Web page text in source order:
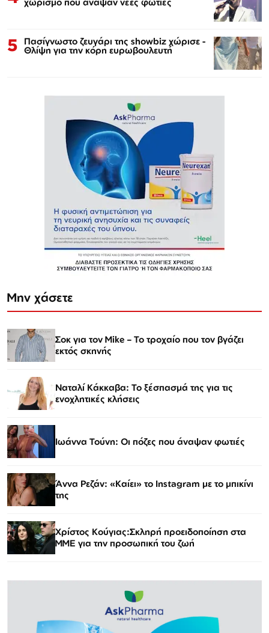
5 Πασίγνωστο ζευγάρι της showbiz χώρισε -
Θλίψη για την κόρη ευρωβουλευτή
Μην χάσετε
Σοκ για τον Mike – Το τροχαίο που τον βγάζει
εκτός σκηνής
Ναταλί Κάκκαβα: Το ξέσπασμά της για τις
ενοχλητικές κλήσεις
Ιωάννα Τούνη: Οι πόζες που άναψαν φωτιές
Άννα Ρεζάν: «Καίει» το Instagram με το μπικίνι
της
Χρίστος Κούγιας:Σκληρή προειδοποίηση στα
ΜΜΕ για την προσωπική του ζωή